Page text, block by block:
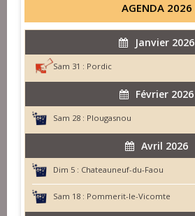
AGENDA 2026
Janvier 2026
Sam 31 : Pordic
Février 2026
Sam 28 : Plougasnou
Avril 2026
Dim 5 : Chateauneuf-du-Faou
Sam 18 : Pommerit-le-Vicomte